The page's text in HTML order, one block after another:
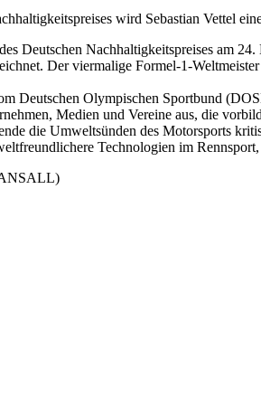
wird Sebastian Vettel
Deutschen Nachhaltigkeitspreises am
Der viermalige Formel-1-
Deutschen Olympischen Sportbund
Medien und Vereine aus, die
die Umweltsünden des Motorsports
Technologien im